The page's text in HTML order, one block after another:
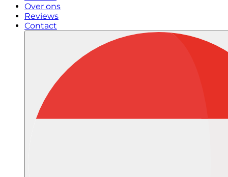
Over ons
Reviews
Contact